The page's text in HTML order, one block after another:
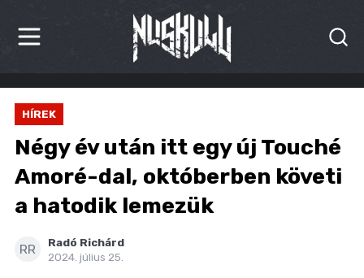
HÍREK
KRITIKÁK
BESZÁMOLÓK
INTERJÚK
PREMIEREK
HÍREK
Négy év után itt egy új Touché
Amoré-dal, októberben követi
a hatodik lemezük
RR
Radó Richárd
2024. július 25.